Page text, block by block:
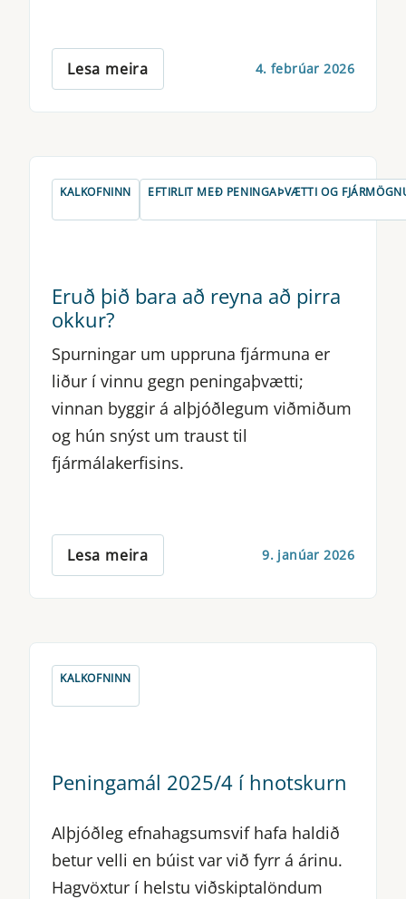
Lesa meira 4. febrúar 2026
KALKOFNINN EFTIRLIT MEÐ PENINGAÞVÆTTI OG
Eruð þið bara að reyna að pirra
okkur?
Spurningar um uppruna fjármuna er
liður í vinnu gegn peningaþvætti;
vinnan byggir á alþjóðlegum viðmiðum
og hún snýst um traust til
fjármálakerfisins.
Lesa meira 9. janúar 2026
KALKOFNINN
Peningamál 2025/4 í hnotskurn
Alþjóðleg efnahagsumsvif hafa haldið
betur velli en búist var við fyrr á árinu.
Hagvöxtur í helstu viðskiptalöndum